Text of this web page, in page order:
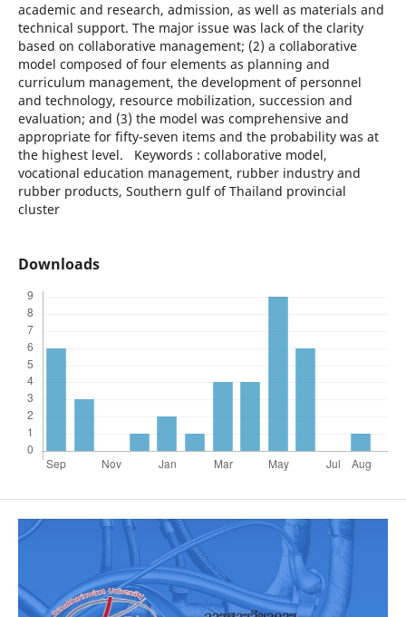
academic and research, admission, as well as materials and
technical support. The major issue was lack of the clarity
based on collaborative management; (2) a collaborative
model composed of four elements as planning and
curriculum management, the development of personnel
and technology, resource mobilization, succession and
evaluation; and (3) the model was comprehensive and
appropriate for fifty-seven items and the probability was at
the highest level. Keywords : collaborative model,
vocational education management, rubber industry and
rubber products, Southern gulf of Thailand provincial
cluster
Downloads